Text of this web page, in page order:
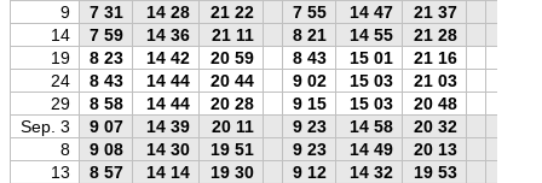
9
7 31 14 28 21 22 7 55 14 47 21 37
14
7 59 14 36 21 11 8 21 14 55 21 28
19
8 23 14 42 20 59 8 43 15 01 21 16
24
8 43 14 44 20 44 9 02 15 03 21 03
29
8 58 14 44 20 28 9 15 15 03 20 48
Sep. 3
9 07 14 39 20 11 9 23 14 58 20 32
8
9 08 14 30 19 51 9 23 14 49 20 13
13
8 57 14 14 19 30 9 12 14 32 19 53